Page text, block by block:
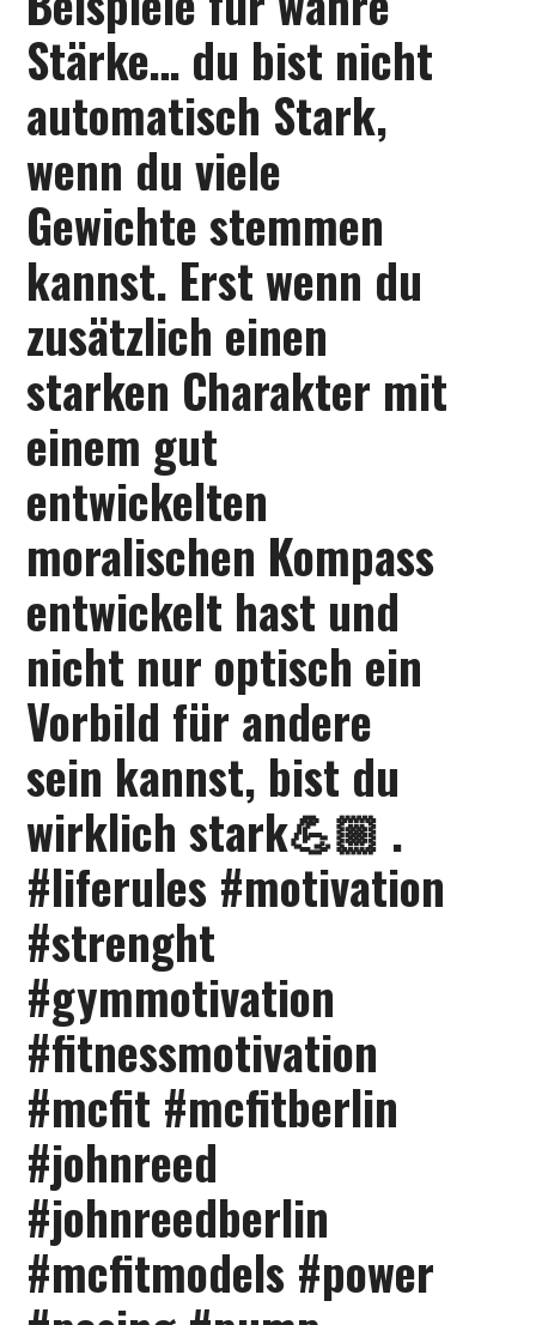
Stärke… du bist nicht
automatisch Stark,
wenn du viele
Gewichte stemmen
kannst. Erst wenn du
zusätzlich einen
starken Charakter mit
einem gut
entwickelten
moralischen Kompass
entwickelt hast und
nicht nur optisch ein
Vorbild für andere
sein kannst, bist du
wirklich stark💪🏼 .
#liferules #motivation
#strenght
#gymmotivation
#fitnessmotivation
#mcfit #mcfitberlin
#johnreed
#johnreedberlin
#mcfitmodels #power